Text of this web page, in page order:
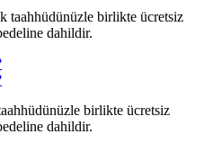
taahhüdünüzle birlikte ücretsiz
dahildir.​​
birlikte ücretsiz
dahildir.​